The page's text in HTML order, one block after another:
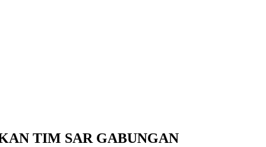
TIM SAR GABUNGAN